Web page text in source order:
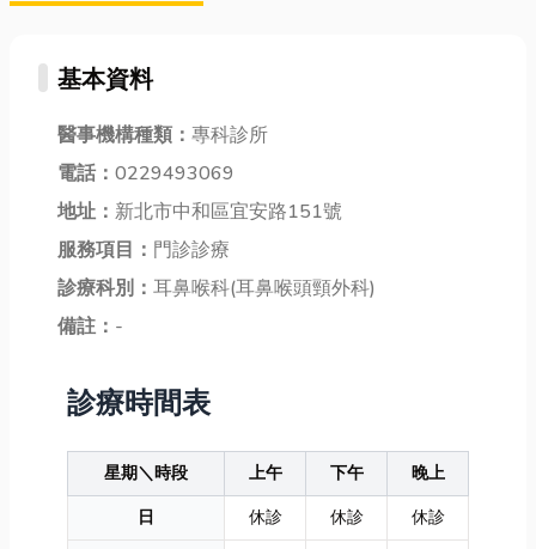
基本資料
醫事機構種類： 專科診所
電話： 0229493069
地址： 新北市中和區宜安路151號
服務項目： 門診診療
診療科別： 耳鼻喉科(耳鼻喉頭頸外科)
備註： -
診療時間表
星期＼時段 上午 下午
晚上
日
休診 休診
休診